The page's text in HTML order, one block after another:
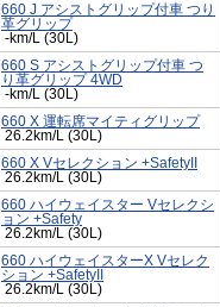
660 J アシストグリップ付車 つり
革グリップ
-km/L (30L)
660 S アシストグリップ付車 つ
り革グリップ 4WD
-km/L (30L)
660 X 運転席マイティグリップ
26.2km/L (30L)
660 X Vセレクション +SafetyII
26.2km/L (30L)
660 ハイウェイスター Vセレクシ
ョン +Safety
26.2km/L (30L)
660 ハイウェイスターX Vセレク
ション +SafetyII
26.2km/L (30L)